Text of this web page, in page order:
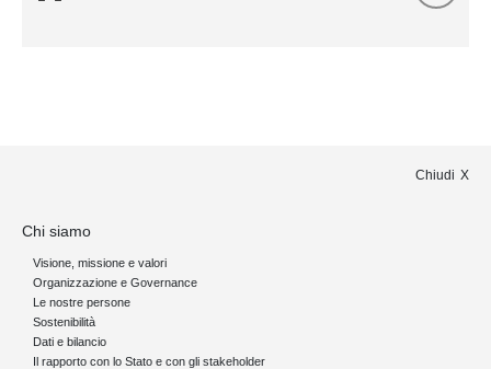
Chiudi
Chi siamo
Visione, missione e valori
Organizzazione e Governance
Le nostre persone
Sostenibilità
Dati e bilancio
Il rapporto con lo Stato e con gli stakeholder